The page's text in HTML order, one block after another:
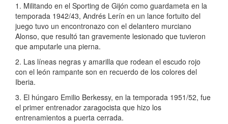
1. Militando en el Sporting de Gijón como guardameta en la
temporada 1942/43, Andrés Lerín en un lance fortuito del
juego tuvo un encontronazo con el delantero murciano
Alonso, que resultó tan gravemente lesionado que tuvieron
que amputarle una pierna.
2. Las líneas negras y amarilla que rodean el escudo rojo
con el león rampante son en recuerdo de los colores del
Iberia.
3. El húngaro Emilio Berkessy, en la temporada 1951/52, fue
el primer entrenador zaragocista que hizo los
entrenamientos a puerta cerrada.